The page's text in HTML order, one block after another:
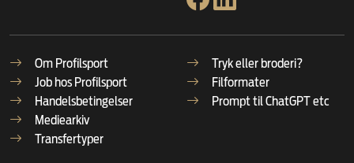
Om Profilsport
Job hos Profilsport
Handelsbetingelser
Mediearkiv
Transfertyper
Tryk eller broderi?
Filformater
Prompt til ChatGPT etc